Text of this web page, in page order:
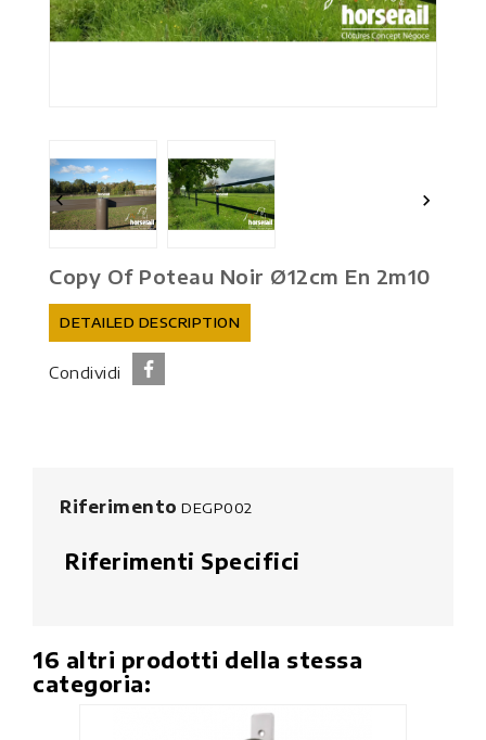
 
Copy Of Poteau Noir Ø12cm En 2m10
DETAILED DESCRIPTION
Condividi
Riferimento DEGP002
Riferimenti Specifici
16 altri prodotti della stessa
categoria: